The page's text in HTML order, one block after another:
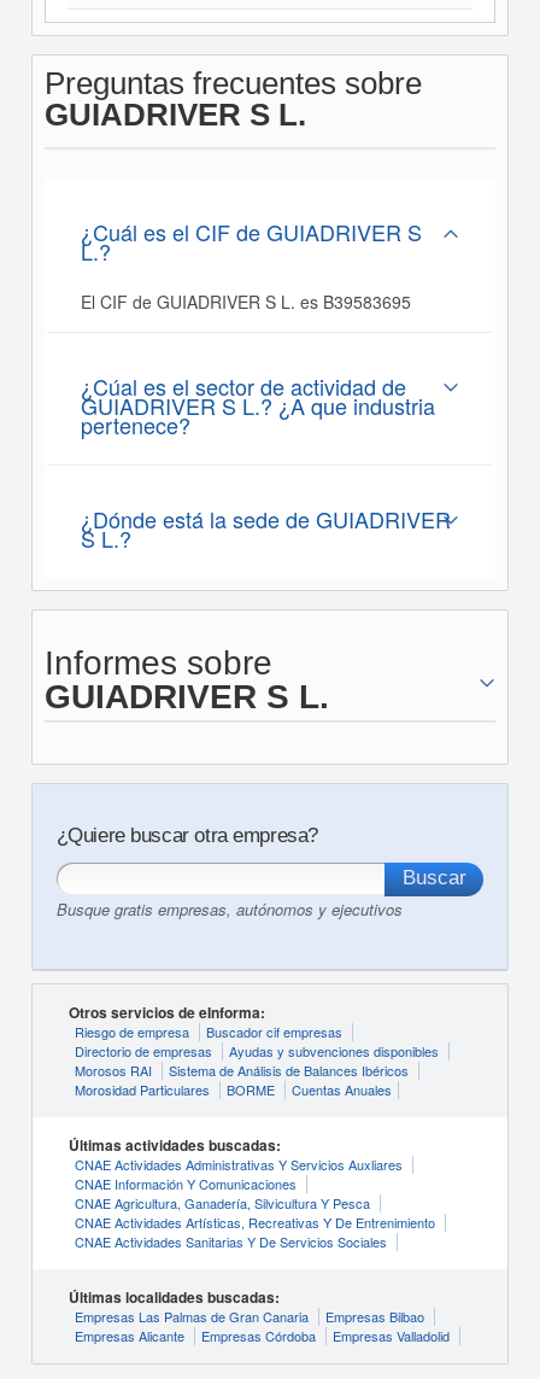
Preguntas frecuentes sobre
GUIADRIVER S L.
¿Cuál es el CIF de GUIADRIVER S
L.?
El CIF de GUIADRIVER S L. es B39583695
¿Cúal es el sector de actividad de
GUIADRIVER S L.? ¿A que industria
pertenece?
¿Dónde está la sede de GUIADRIVER
S L.?
Informes sobre
GUIADRIVER S L.
¿Quiere buscar otra empresa?
Busque gratis empresas, autónomos y ejecutivos
Otros servicios de eInforma:
Riesgo de empresa
Buscador cif empresas
Directorio de empresas
Ayudas y subvenciones disponibles
Morosos RAI
Sistema de Análisis de Balances Ibéricos
Morosidad Particulares
BORME Cuentas Anuales
Últimas actividades buscadas:
CNAE Actividades Administrativas Y Servicios Auxliares
CNAE Información Y Comunicaciones
CNAE Agricultura, Ganadería, Silvicultura Y Pesca
CNAE Actividades Artísticas, Recreativas Y De Entrenimiento
CNAE Actividades Sanitarias Y De Servicios Sociales
Últimas localidades buscadas:
Empresas Las Palmas de Gran Canaria
Empresas Bilbao
Empresas Alicante
Empresas Córdoba Empresas Valladolid